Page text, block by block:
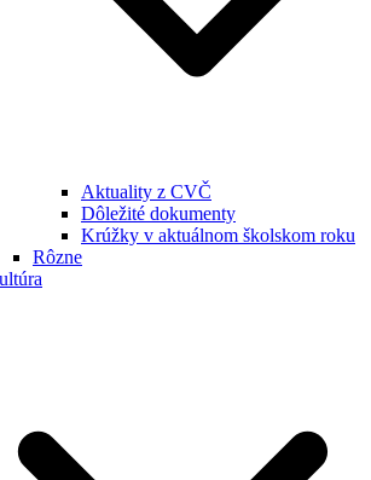
Aktuality z CVČ
Dôležité dokumenty
Krúžky v aktuálnom školskom roku
Rôzne